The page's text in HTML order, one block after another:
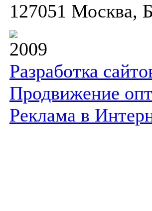
127051 Москва,
2009
Разработка
Продвижение
Реклама в